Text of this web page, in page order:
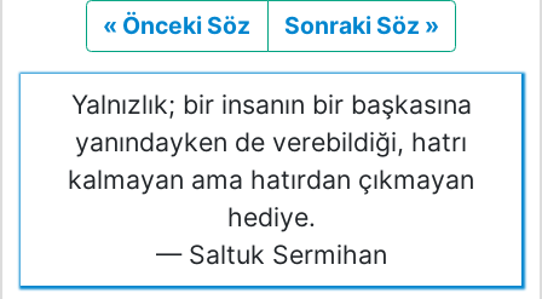
« Önceki Söz Önceki
Sonraki Söz »
Yalnızlık; bir insanın bir başkasına
yanındayken de verebildiği, hatrı
kalmayan ama hatırdan çıkmayan
hediye.
— Saltuk Sermihan